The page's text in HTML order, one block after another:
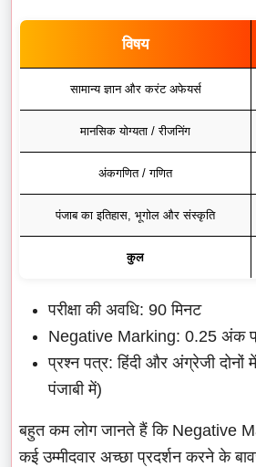
विषय
सामान्य ज्ञान और करंट अफेयर्स
मानसिक योग्यता / रीजनिंग
अंकगणित / गणित
पंजाब का इतिहास, भूगोल और संस्कृति
कुल
परीक्षा की अवधि: 90 मिनट
Negative Marking: 0.25 अंक
प्रश्न पत्र: हिंदी और अंग्रेजी दोनों
पंजाबी में)
बहुत कम लोग जानते हैं कि Negative
कई उम्मीदवार अच्छा प्रदर्शन करने के